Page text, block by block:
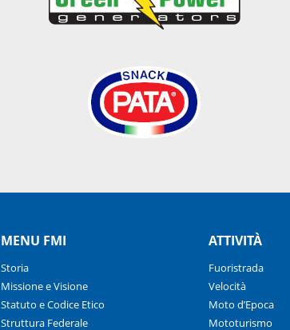
MENU FMI
Storia
Missione e Visione
Statuto e Codice Etico
Struttura Federale
ATTIVITÀ
Fuoristrada
Velocità
Moto d’Epoca
Mototurismo